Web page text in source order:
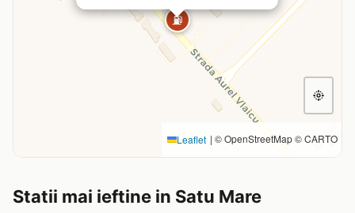
⛽
Leaflet | © OpenStreetMap © CARTO
Statii mai ieftine in Satu Mare